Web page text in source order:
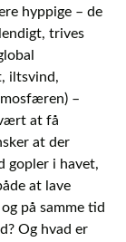
hyppige – de
trives
iltsvind,
–
at få
at der
gopler i havet,
at lave
på samme tid
Og hvad er